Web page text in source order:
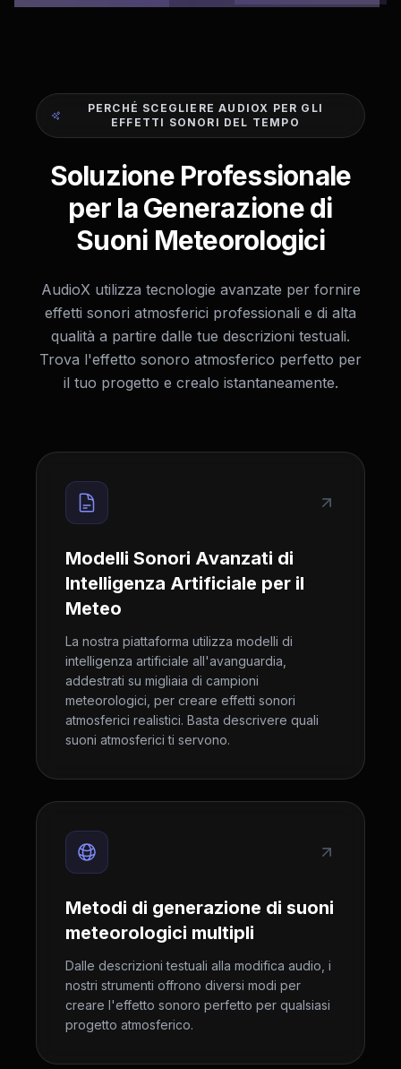
PERCHÉ SCEGLIERE AUDIOX PER GLI
EFFETTI SONORI DEL TEMPO
Soluzione Professionale
per la Generazione di
Suoni Meteorologici
AudioX utilizza tecnologie avanzate per fornire
effetti sonori atmosferici professionali e di alta
qualità a partire dalle tue descrizioni testuali.
Trova l'effetto sonoro atmosferico perfetto per
il tuo progetto e crealo istantaneamente.
Modelli Sonori Avanzati di
Intelligenza Artificiale per il
Meteo
La nostra piattaforma utilizza modelli di
intelligenza artificiale all'avanguardia,
addestrati su migliaia di campioni
meteorologici, per creare effetti sonori
atmosferici realistici. Basta descrivere quali
suoni atmosferici ti servono.
Metodi di generazione di suoni
meteorologici multipli
Dalle descrizioni testuali alla modifica audio, i
nostri strumenti offrono diversi modi per
creare l'effetto sonoro perfetto per qualsiasi
progetto atmosferico.